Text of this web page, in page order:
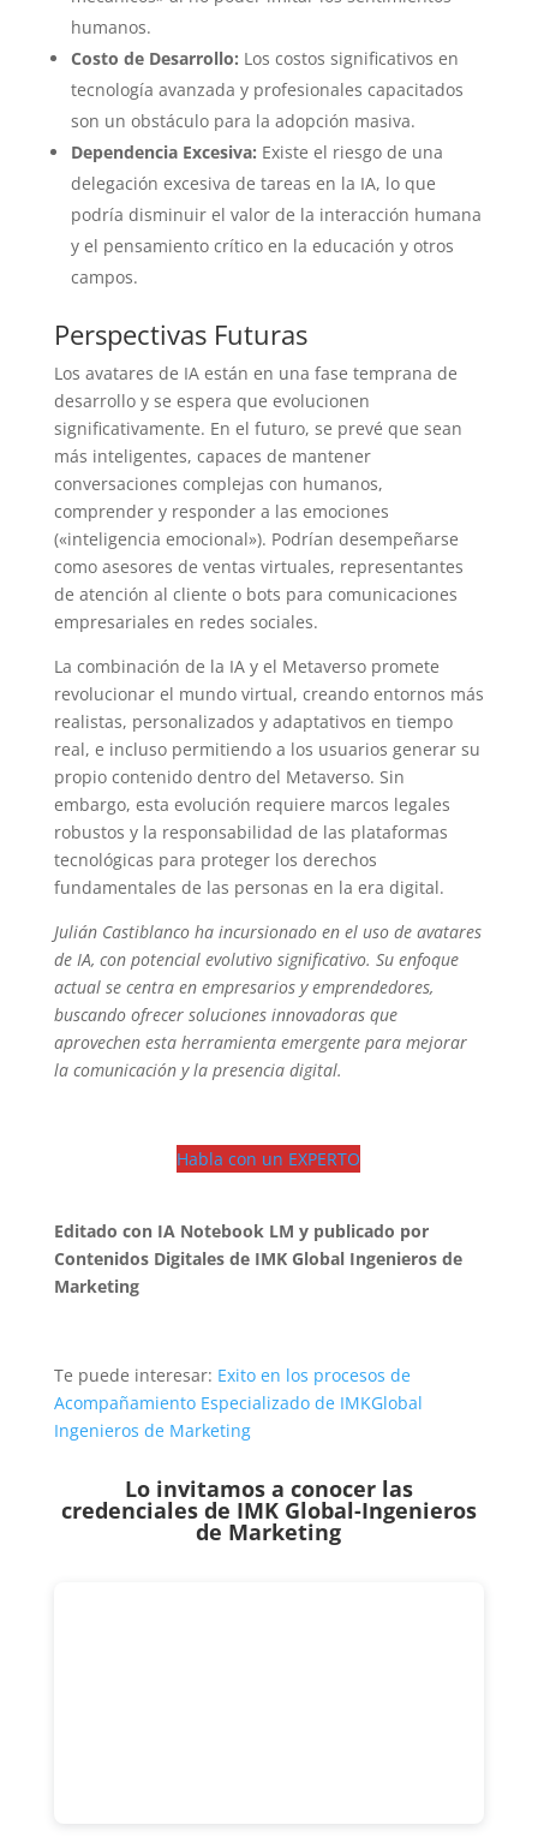
humanos.
Costo de Desarrollo: Los costos significativos en
tecnología avanzada y profesionales capacitados
son un obstáculo para la adopción masiva.
Dependencia Excesiva: Existe el riesgo de una
delegación excesiva de tareas en la IA, lo que
podría disminuir el valor de la interacción humana
y el pensamiento crítico en la educación y otros
campos.
Perspectivas Futuras
Los avatares de IA están en una fase temprana de
desarrollo y se espera que evolucionen
significativamente. En el futuro, se prevé que sean
más inteligentes, capaces de mantener
conversaciones complejas con humanos,
comprender y responder a las emociones
(«inteligencia emocional»). Podrían desempeñarse
como asesores de ventas virtuales, representantes
de atención al cliente o bots para comunicaciones
empresariales en redes sociales.
La combinación de la IA y el Metaverso promete
revolucionar el mundo virtual, creando entornos más
realistas, personalizados y adaptativos en tiempo
real, e incluso permitiendo a los usuarios generar su
propio contenido dentro del Metaverso. Sin
embargo, esta evolución requiere marcos legales
robustos y la responsabilidad de las plataformas
tecnológicas para proteger los derechos
fundamentales de las personas en la era digital.
Julián Castiblanco ha incursionado en el uso de avatares
de IA, con potencial evolutivo significativo. Su enfoque
actual se centra en empresarios y emprendedores,
buscando ofrecer soluciones innovadoras que
aprovechen esta herramienta emergente para mejorar
la comunicación y la presencia digital.
Habla con un EXPERTO
Editado con IA Notebook LM y publicado por
Contenidos Digitales de IMK Global Ingenieros de
Marketing
Te puede interesar: Exito en los procesos de
Acompañamiento Especializado de IMKGlobal
Ingenieros de Marketing
Lo invitamos a conocer las
credenciales de IMK Global-Ingenieros
de Marketing